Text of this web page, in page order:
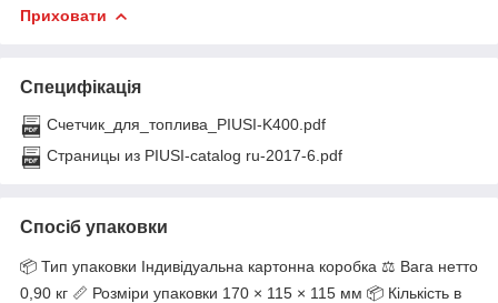
Приховати
Специфікація
Счетчик_для_топлива_PIUSI-K400.pdf
Страницы из PIUSI-catalog ru-2017-6.pdf
Спосіб упаковки
📦 Тип упаковки Індивідуальна картонна коробка ⚖️ Вага нетто
0,90 кг 📏 Розміри упаковки 170 × 115 × 115 мм 📦 Кількість в